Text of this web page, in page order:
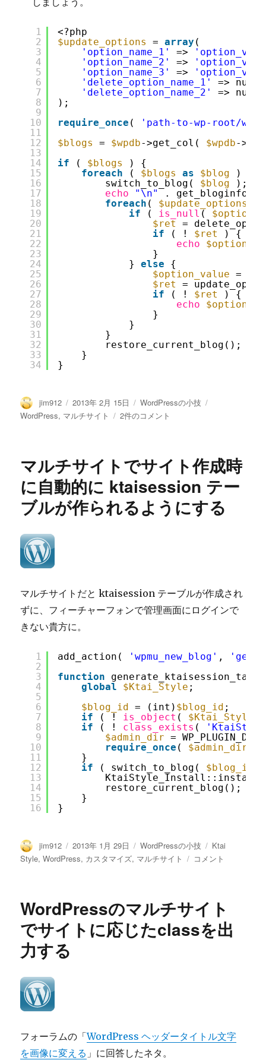
1
2
3
4
5
6
7
8
9
10
11
12
13
14
15
16
17
18
19
20
21
22
23
24
25
26
27
28
29
30
31
32
33
34
<?php
$update_options
= array (
'option_name_1'
=>
'option_name_2'
=>
'option_name_3'
=>
'delete_option_name_1'
=> null,
'delete_option_name_2'
=> null,
);
require_once (
'path-to-wp-root/wp-
$blogs
= $wpdb->get_col( $wpdb-
if
( $blogs
) {
foreach
( $blogs as $blog
) {
switch_to_blog( $blog
);
echo
"\n" . get_bloginfo(
foreach ( $update_options
if
( is_null (
$ret
=
if
( ! $ret
) {
echo
}
} else
{
$option_value
=
$ret
=
if
( ! $ret
) {
echo
}
}
}
restore_current_blog();
}
}
投
稿
jim912
投
稿
2013年 2月 15日
カ
テ
WordPressの小技
WordPress, マルチサイト
マ
イ
の
設
定
更
る
リ
プ
ト
へ
の
2件のコメント
マルチサイトでサイト作成時
に自動的に ktaisession テー
ブルが作られるようにする
マルチサイトだと ktaisession テーブルが作成され
ずに、フィーチャーフォンで管理画面にログインで
きない貴方に。
1
2
3
4
5
6
7
8
9
10
11
12
13
14
15
16
add_action( 'wpmu_new_blog' ,
function
global
$Ktai_Style ;
$blog_id
= (int) $blog_id ;
if
( ! is_object ( $Ktai_Style
if
( ! class_exists (
$admin_dir
=
require_once ( $admin_dir
}
if
( switch_to_blog( $blog_id
restore_current_blog();
}
}
投
稿
jim912
投
稿
2013年 1月 29日
カ
テ
WordPressの小技
タ
グ
Ktai
Style,WordPress, カスタマイズ, マルチサイト
マ
イ
で
自
動
コメント
WordPressのマルチサイト
でサイトに応じたclassを出
力する
フォーラムの「WordPress ヘッダータイトル文字
を画像に変える 」に回答したネタ。